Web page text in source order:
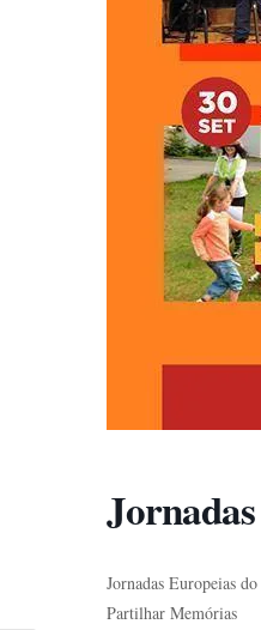
Jornadas Europeias
Partilhar Memórias